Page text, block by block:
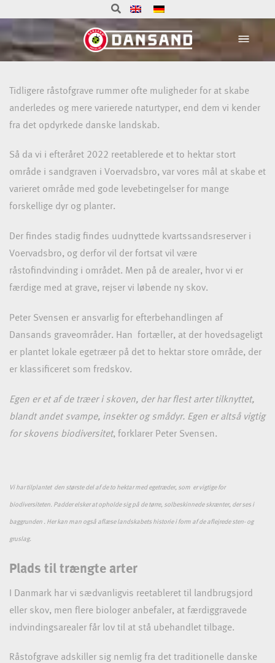
Reetablering med fokus på
biodiversitet og ny skov.
Når vi hos Dansand reetablerer tidligere indvindingsarealer, har
Tidligere råstofgrave rummer ofte muligheder for at skabe
anderledes og mere varierede naturtyper, end dem vi kender
fra det opdyrkede danske landskab.
Så da vi i efteråret 2022 reetablerede et to hektar stort
område i sandgraven i Voervadsbro, var vores mål at skabe et
varieret område med gode levebetingelser for mange
forskellige dyr og planter.
Der findes stadig findes uudnyttede kvartssandsreserver i
Voervadsbro, og derfor vil der fortsat vil være
råstofindvinding i området. Men på de arealer, hvor vi er
færdige med at grave, rejser vi løbende ny skov.
Peter Svensen er ansvarlig for efterbehandlingen af
Dansands graveområder. Han fortæller, at der hovedsageligt
er plantet lokale egetræer på det to hektar store område, der
er klassificeret som fredskov.
Egen er et af de træer i skoven, der har flest arter tilknyttet,
blandt andet svampe, insekter og smådyr. Egen er altså vigtig
for skovens biodiversitet, forklarer Peter Svensen.
Vi har tilplantet den største del af de to hektar med egetræder, som er vigtige for
biodiversiteten. Padder elsker at opholde sig på de tørre, solbeskinnede skrænter, der ses i
baggrunden . Her kan man også aflæse landskabets historie i form af de aflejrede sten- og
gruslag.
Plads til trængte arter
I Danmark har vi sædvanligvis reetableret til landbrugsjord
eller skov, men flere biologer anbefaler, at færdiggravede
indvindingsarealer får lov til at stå ubehandlet tilbage.
Råstofgrave adskiller sig nemlig fra det traditionelle danske